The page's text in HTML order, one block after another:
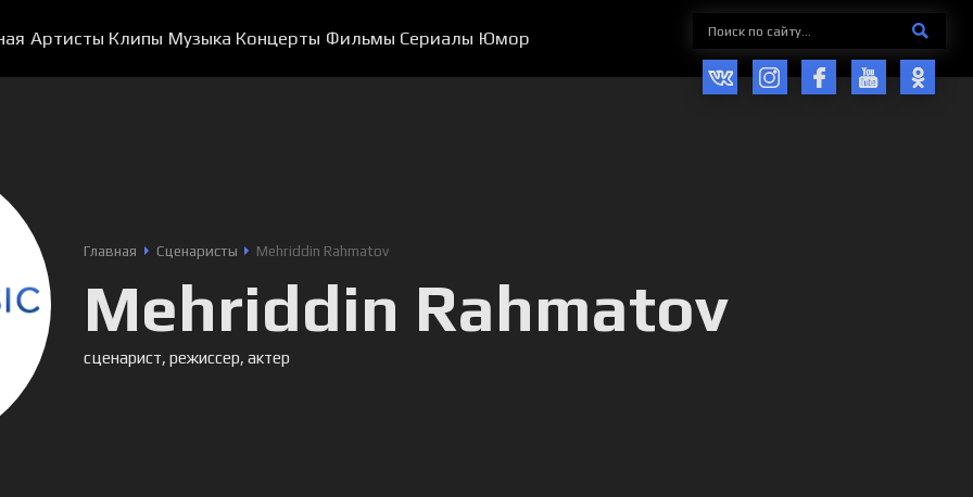
Артисты Клипы Музыка Концерты Фильмы Сериалы Юмор
Главная Сценаристы Mehriddin Rahmatov
Mehriddin Rahmatov
сценарист, режиссер, актер